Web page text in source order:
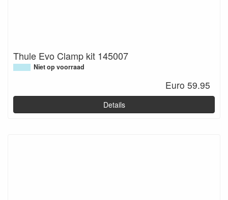
Thule Evo Clamp kit 145007
Niet op voorraad
Euro 59.95
Details